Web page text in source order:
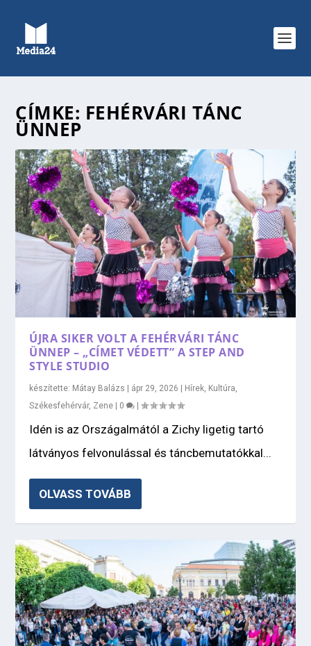
CÍMKE: FEHÉRVÁRI TÁNC
ÜNNEP
ÚJRA SIKER VOLT A FEHÉRVÁRI TÁNC
ÜNNEP – „CÍMET VÉDETT” A STEP AND
STYLE STUDIO
készítette: Mátay Balázs | ápr 29, 2026 | Hírek Kultúra
Székesfehérvár, Zene | 0 |
Idén is az Országalmától a Zichy ligetig tartó
látványos felvonulással és táncbemutatókkal...
OLVASS TOVÁBB